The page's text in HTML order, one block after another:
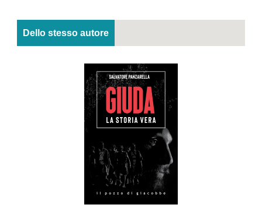
Dello stesso autore